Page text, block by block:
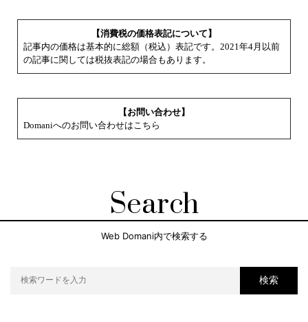
【消費税の価格表記について】
記事内の価格は基本的に総額（税込）表記です。2021年4月以前
の記事に関しては税抜表記の場合もあります。
【お問い合わせ】
Domaniへのお問い合わせはこちら
Search
Web Domani内で検索する
検索